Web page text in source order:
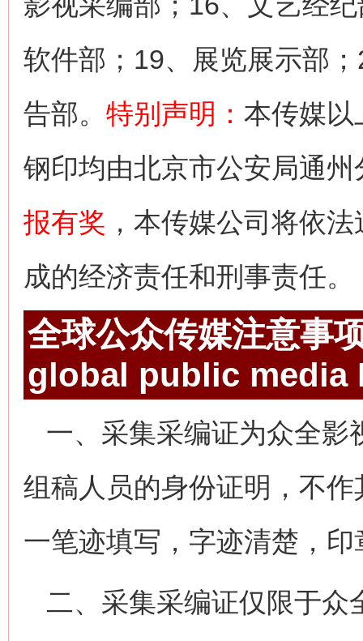
软件部；19、展览展示部
告部。 特别声明： 本传媒以
钢印均由北京市公安局通
报有奖 ，本传媒公司将依
成的经济责任和刑事责任。
全球公众传媒注意事
global public media
一、采集采编证为众全影
组稿人员的身份证明，不
一笔迹填写，字迹清楚，
二、采集采编证仅限于众